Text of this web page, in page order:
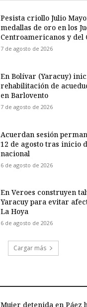
Pesista criollo Julio
medallas de oro en los
Centroamericanos y del
7 de agosto de 2026
En Bolívar (Yaracuy)
rehabilitación de
en Barlovento
7 de agosto de 2026
Acuerdan sesión
12 de agosto tras inicio
nacional
6 de agosto de 2026
En Veroes construyen
Yaracuy para evitar
La Hoya
6 de agosto de 2026
Cargar más
Mujer detenida en Páez